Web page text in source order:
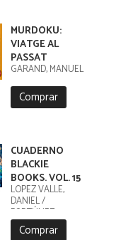
MURDOKU:
VIATGE AL
PASSAT
GARAND, MANUEL
Comprar
CUADERNO
BLACKIE
BOOKS. VOL. 15
LÓPEZ VALLE,
DANIEL /
FORTÚNEZ,
CRISTOBAL
Comprar